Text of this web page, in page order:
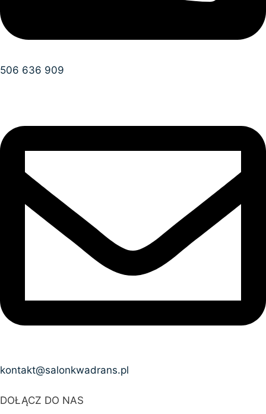
506 636 909
kontakt@salonkwadrans.pl
DOŁĄCZ DO NAS